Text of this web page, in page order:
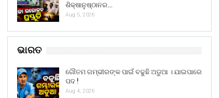
ଶିକ୍ଷାନୁଷ୍ଠାନର…
Aug 5, 2026
ଭାରତ
ଗୌତମ ଗମ୍ଭୀରଙ୍କ ପାଇଁ ବଢୁଛି ଅଡୁଆ । ଯାଇପାରେ
ପଦ !
Aug 4, 2026